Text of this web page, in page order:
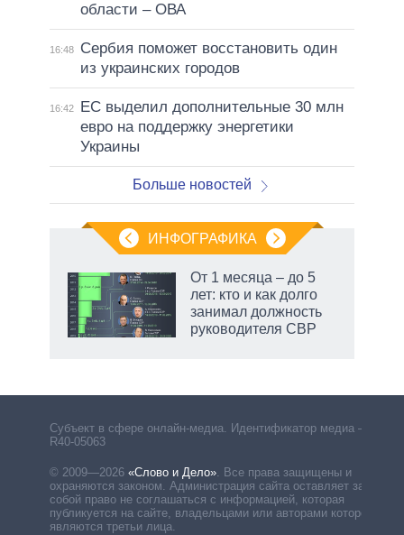
области – ОВА
16:48
Сербия поможет восстановить один
из украинских городов
16:42
ЕС выделил дополнительные 30 млн
евро на поддержку энергетики
Украины
Больше новостей
ИНФОГРАФИКА
От 1 месяца – до 5
лет: кто и как долго
занимал должность
руководителя СВР
Субъект в сфере онлайн-медиа. Идентификатор медиа –
R40-05063
© 2009—2026 «Слово и Дело». Все права защищены и
охраняются законом. Администрация сайта оставляет за
собой право не соглашаться с информацией, которая
публикуется на сайте, владельцами или авторами которой
являются третьи лица.